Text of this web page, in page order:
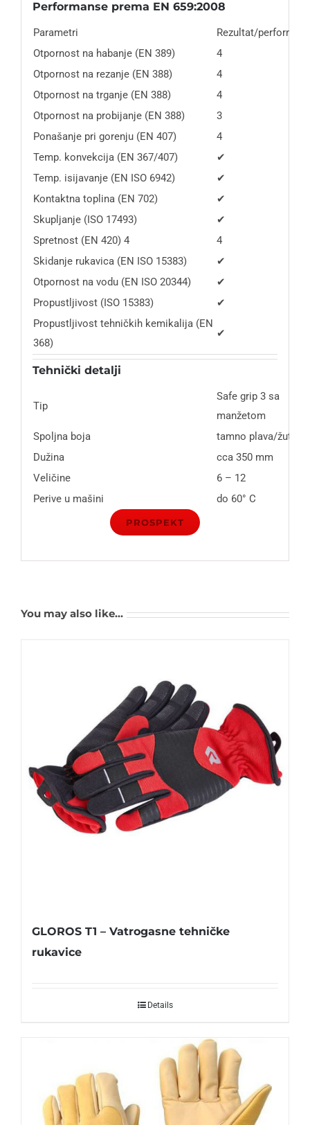
Performanse prema EN 659:2008
Parametri
Rezultat/
Otpornost na habanje (EN 389)
4
Otpornost na rezanje (EN 388)
4
Otpornost na trganje (EN 388)
4
Otpornost na probijanje (EN 388)
3
Ponašanje pri gorenju (EN 407)
4
Temp. konvekcija (EN 367/407)
✔
Temp. isijavanje (EN ISO 6942)
✔
Kontaktna toplina (EN 702)
✔
Skupljanje (ISO 17493)
✔
Spretnost (EN 420) 4
4
Skidanje rukavica (EN ISO 15383)
✔
Otpornost na vodu (EN ISO 20344)
✔
Propustljivost (ISO 15383)
✔
Propustljivost tehničkih kemikalija (EN
368)
✔
Tehnički detalji
Tip
Safe grip 3 sa
manžetom
Spoljna boja
tamno plava/žuta
Dužina
cca 350 mm
Veličine
6 – 12
Perive u mašini
do 60° C
PROSPEKT
You may also like…
GLOROS T1 – Vatrogasne tehničke
rukavice
Details